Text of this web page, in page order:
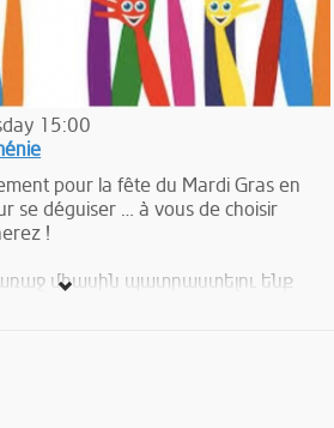
15:00
pour la fête du Mardi Gras en
se déguiser … à vous de choisir
!
միասին պատրաստելու ենք